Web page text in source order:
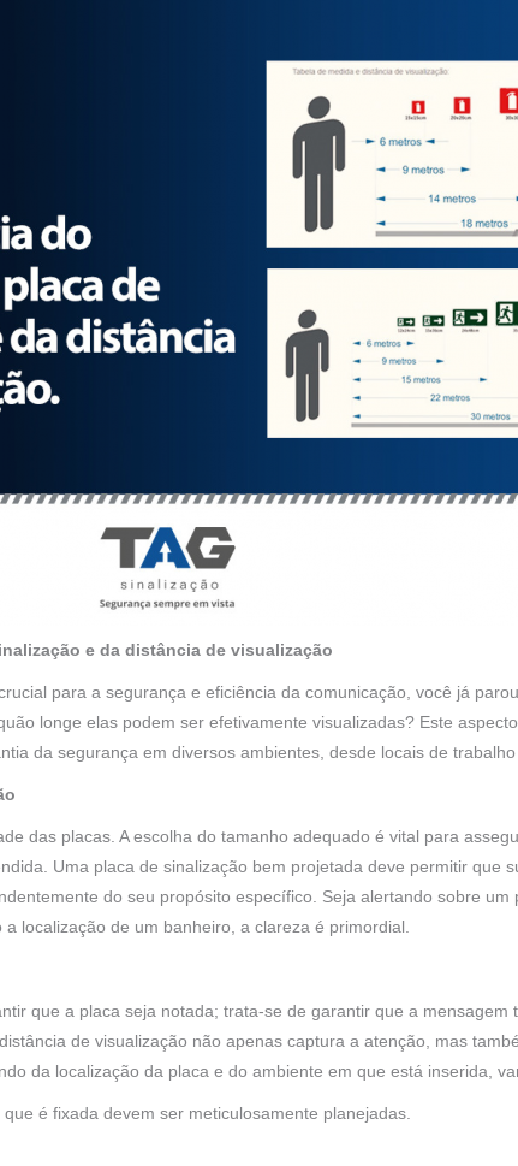
e da distância de visualização
para a segurança e eficiência da comunicação, você já
longe elas podem ser efetivamente visualizadas? Este
da segurança em diversos ambientes, desde locais de trabalho
das placas. A escolha do tamanho adequado é vital para
Uma placa de sinalização bem projetada deve permitir que
do seu propósito específico. Seja alertando sobre um
localização de um banheiro, a clareza é primordial.
que a placa seja notada; trata-se de garantir que a mensagem
de visualização não apenas captura a atenção, mas
da localização da placa e do ambiente em que está inserida,
é fixada devem ser meticulosamente planejadas.